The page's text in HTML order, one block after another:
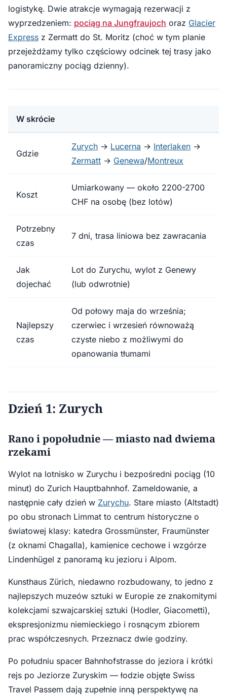
logistykę. Dwie atrakcje wymagają rezerwacji z
wyprzedzeniem: pociąg na Jungfraujoch oraz Glacier
Express z Zermatt do St. Moritz (choć w tym planie
przejeżdżamy tylko częściowy odcinek tej trasy jako
panoramiczny pociąg dzienny).
W skrócie
Gdzie
Zurych → Lucerna → Interlaken →
Zermatt → Genewa/Montreux
Koszt
Umiarkowany — około 2200-2700
CHF na osobę (bez lotów)
Potrzebny
czas
7 dni, trasa liniowa bez zawracania
Jak
dojechać
Lot do Zurychu, wylot z Genewy
(lub odwrotnie)
Najlepszy
czas
Od połowy maja do września;
czerwiec i wrzesień równoważą
czyste niebo z możliwymi do
opanowania tłumami
Dzień 1: Zurych
Rano i popołudnie — miasto nad dwiema
rzekami
Wylot na lotnisko w Zurychu i bezpośredni pociąg (10
minut) do Zurich Hauptbahnhof. Zameldowanie, a
następnie cały dzień w Zurychu. Stare miasto (Altstadt)
po obu stronach Limmat to centrum historyczne o
światowej klasy: katedra Grossmünster, Fraumünster
(z oknami Chagalla), kamienice cechowe i wzgórze
Lindenhügel z panoramą ku jezioru i Alpom.
Kunsthaus Zürich, niedawno rozbudowany, to jedno z
najlepszych muzeów sztuki w Europie ze znakomitymi
kolekcjami szwajcarskiej sztuki (Hodler, Giacometti),
ekspresjonizmu niemieckiego i rosnącym zbiorem
prac współczesnych. Przeznacz dwie godziny.
Po południu spacer Bahnhofstrasse do jeziora i krótki
rejs po Jeziorze Zuryskim — łodzie objęte Swiss
Travel Passem dają zupełnie inną perspektywę na